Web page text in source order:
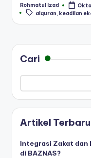
Posted
by
Rohmatul Izad
Tags:
alquran keadilan
Cari
Artikel Terbaru
Integrasi Zakat dan
di BAZNAS?